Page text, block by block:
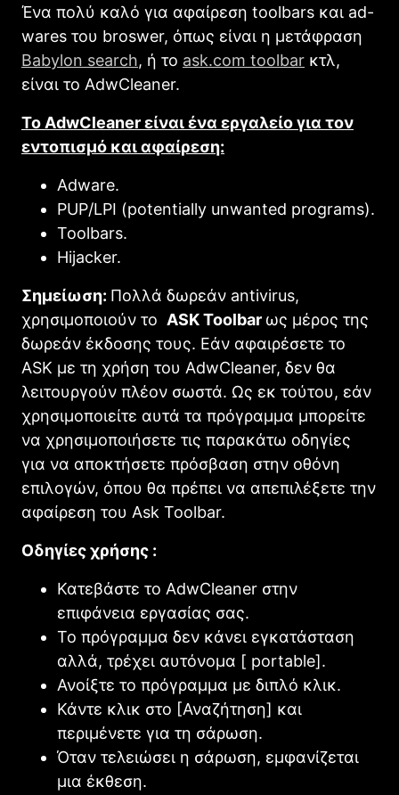
Ένα πολύ καλό για αφαίρεση toolbars και ad-
wares του broswer, όπως είναι η μετάφραση
Babylon search, ή το ask.com toolbar κτλ,
είναι το AdwCleaner.
Το AdwCleaner είναι ένα εργαλείο για τον
εντοπισμό και αφαίρεση:
Adware.
PUP/LPI (potentially unwanted programs).
Toolbars.
Hijacker.
Σημείωση: Πολλά δωρεάν antivirus,
χρησιμοποιούν το ASK Toolbar ως μέρος της
δωρεάν έκδοσης τους. Εάν αφαιρέσετε το
ASK με τη χρήση του AdwCleaner, δεν θα
λειτουργούν πλέον σωστά. Ως εκ τούτου, εάν
χρησιμοποιείτε αυτά τα πρόγραμμα μπορείτε
να χρησιμοποιήσετε τις παρακάτω οδηγίες
για να αποκτήσετε πρόσβαση στην οθόνη
επιλογών, όπου θα πρέπει να απεπιλέξετε την
αφαίρεση του Ask Toolbar.
Οδηγίες χρήσης :
Κατεβάστε το AdwCleaner στην
επιφάνεια εργασίας σας.
Το πρόγραμμα δεν κάνει εγκατάσταση
αλλά, τρέχει αυτόνομα [ portable].
Ανοίξτε το πρόγραμμα με διπλό κλικ.
Κάντε κλικ στο [Αναζήτηση] και
περιμένετε για τη σάρωση.
Όταν τελειώσει η σάρωση, εμφανίζεται
μια έκθεση.